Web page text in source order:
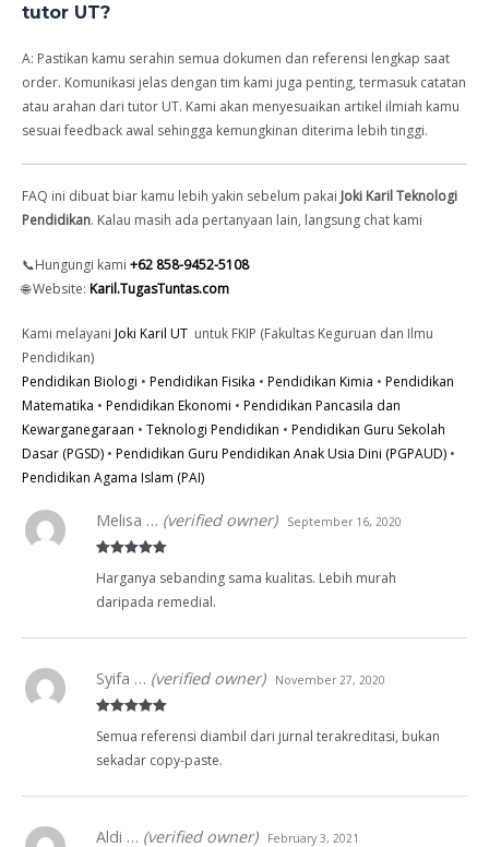
tutor UT?
A: Pastikan kamu serahin semua dokumen dan referensi lengkap saat
order. Komunikasi jelas dengan tim kami juga penting, termasuk catatan
atau arahan dari tutor UT. Kami akan menyesuaikan artikel ilmiah kamu
sesuai feedback awal sehingga kemungkinan diterima lebih tinggi.
FAQ ini dibuat biar kamu lebih yakin sebelum pakai Joki Karil Teknologi
Pendidikan. Kalau masih ada pertanyaan lain, langsung chat kami
📞Hungungi kami +62 858-9452-5108
🌐 Website: Karil.TugasTuntas.com
Kami melayani Joki Karil UT untuk FKIP (Fakultas Keguruan dan Ilmu
Pendidikan)
Pendidikan Biologi • Pendidikan Fisika • Pendidikan Kimia • Pendidikan
Matematika • Pendidikan Ekonomi • Pendidikan Pancasila dan
Kewarganegaraan • Teknologi Pendidikan • Pendidikan Guru Sekolah
Dasar (PGSD) • Pendidikan Guru Pendidikan Anak Usia Dini (PGPAUD) •
Pendidikan Agama Islam (PAI)
of 5
Melisa … (verified owner) September 16, 2020
Harganya sebanding sama kualitas. Lebih murah
daripada remedial.
of 5
Syifa … (verified owner) November 27, 2020
Semua referensi diambil dari jurnal terakreditasi, bukan
sekadar copy-paste.
Aldi … (verified owner) February 3, 2021